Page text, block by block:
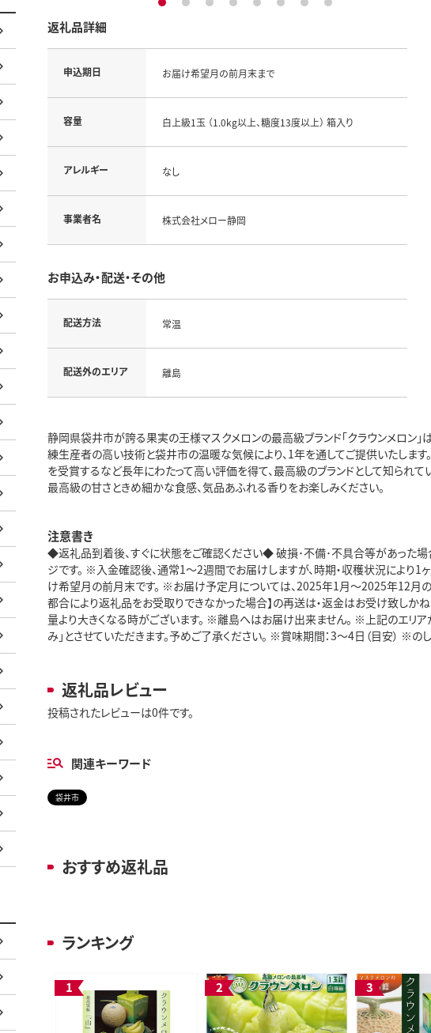
1 2 3 4 5 6 7 8
返礼品詳細
申込期日 お届け希望月の前月末まで
容量 白上級1玉 （1.0kg以上、糖度13度以上） 箱入り
アレルギー なし
事業者名 株式会社メロー静岡
お申込み・配送・その他
配送方法 常温
配送外のエリア 離島
静岡県袋井市が誇る果実の王様マスクメロンの最高級ブランド「クラウンメロン
練生産者の高い技術と袋井市の温暖な気候により、1年を通してご提供いたしま
を受賞するなど長年にわたって高い評価を得て、最高級のブランドとして知られて
最高級の甘さときめ細かな食感、気品あふれる香りをお楽しみください。
注意書き
◆返礼品到着後、すぐに状態をご確認ください◆ 破損･不備･不具合等があった場
ジです。 ※入金確認後、通常1～2週間でお届けしますが、時期・収穫状況により
け希望月の前月末です。 ※お届け予定月については、2025年1月～2025年12月
都合により返礼品をお受取りできなかった場合】の再送は・返金はお受け致し
量より大きくなる時がございます。 ※離島へはお届け出来ません。 ※上記のエリ
み」とさせていただきます。予めご了承ください。 ※賞味期間：3～4日（目安） ※
返礼品レビュー
投稿されたレビューは0件です。
関連キーワード
袋井市
おすすめ返礼品
ランキング